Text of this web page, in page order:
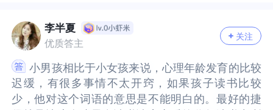
以有更多角度来看待这件事情。祝安好。
角度来看待这件事情。祝安好。
的精力，导致在课堂上或阅读时容易感到疲劳、分
心，显得“懵懵懂懂”。“结”字混淆的感统视角解释：
时，他需要快速、准确地辨别这两个“结”字在形状
上是否完全相同，是同一个字。如果他的视觉辨别
能力较弱，他可能没有足够快地捕捉到两个“结”字
心，显得“懵懵懂懂”。“结”字混淆的感统视角解释：
孩子听到“jié”这个音，看到“团结”和“结石”这两个词
上是否完全相同，是同一个字。如果他的视觉辨别
能力较弱，他可能没有足够快地捕捉到两个“结”字
在字形细节上的完全一致性，或者他的视觉记忆没
变。对于父母来说需要的是更多的耐心，鼓励，你
需要尝试去觉察，当你看到孩子不能很好地运用同
音、同义字的那一刻你是什么样的感受？这一部分
情绪感受真的是因为孩子吗？还是你早就有这一部
分情绪的钩子在？就当你能够处理好了自己，因为
孩子的一些行为举止所产生的焦虑，烦躁的情绪，
于父母来说需要的是更多的耐心，鼓励，你需要尝
试去觉察，当你看到孩子不能很好地运用同音、同
义字的那一刻你是什么样的感受？这一部分情绪感
受真的是因为孩子吗？还是你早就有这一部分情绪
的钩子在？就当你能够处理好了自己，因为孩子的
一些行为举止所产生的焦虑，烦躁的情绪，你才能
李半夏
优质答主
关注
小男孩相比于小女孩来说，心理年龄发育的比较
迟缓，有很多事情不太开窍，如果孩子读书比较
少，他对这个词语的意思是不能明白的。最好的捷
小男孩相比于小女孩来说，心理年龄发育的比较
迟缓，有很多事情不太开窍，如果孩子读书比较
少，他对这个词语的意思是不能明白的。最好的捷